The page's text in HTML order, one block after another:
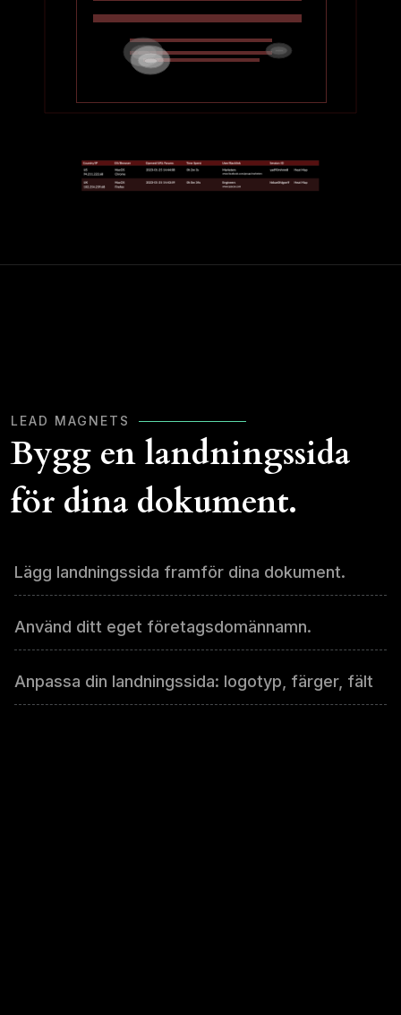
LEAD MAGNETS
Bygg en landningssida
för dina dokument.
Lägg landningssida framför dina dokument.
Använd ditt eget företagsdomännamn.
Anpassa din landningssida: logotyp, färger, fält